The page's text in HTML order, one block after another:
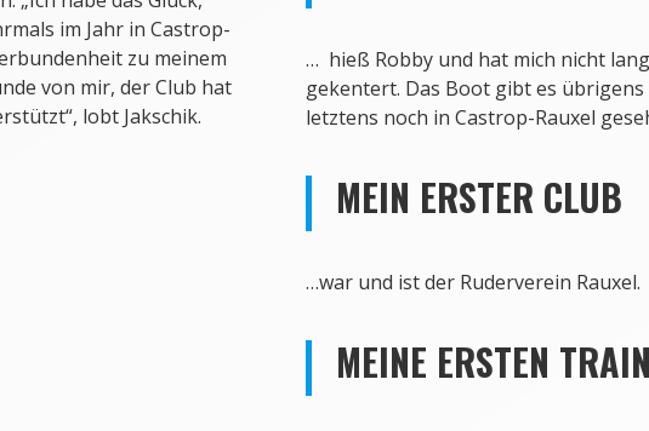
im Jahr in Castrop-
zu meinem
von mir, der Club hat
lobt Jakschik.
… hieß Robby und hat mich nicht
gekentert. Das Boot gibt es übrigens
letztens noch in Castrop-Rauxel
MEIN ERSTER CLUB
…war und ist der Ruderverein Rauxel.
MEINE ERSTEN